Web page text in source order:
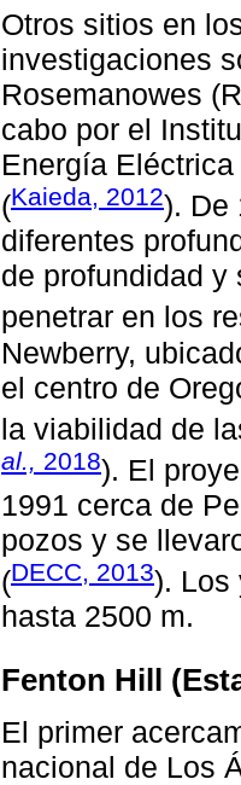
Otros sitios en
investigaciones
Rosemanowes
cabo por el
Energía
(Kaieda, 2012). De
diferentes
de profundidad y
penetrar en los
Newberry,
el centro de
la viabilidad de
al., 2018). El
1991 cerca de
pozos y se
(DECC, 2013). Los
hasta 2500 m.
Fenton Hill
El primer
nacional de Los